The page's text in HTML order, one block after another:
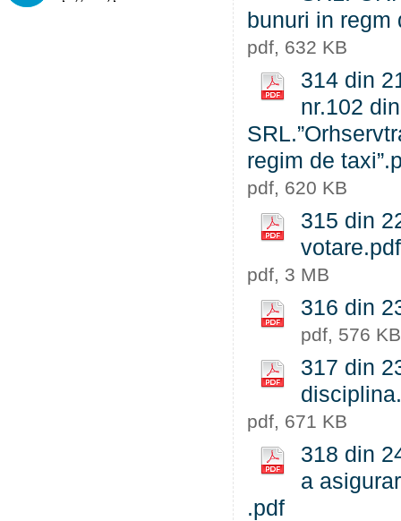
bunuri in regm
pdf, 632 KB
314 din
nr.102
regim de
pdf, 620 KB
315 din
votare.pdf
pdf, 3 MB
316 din
pdf, 576 KB
317 din
pdf, 671 KB
318 din
a
.pdf